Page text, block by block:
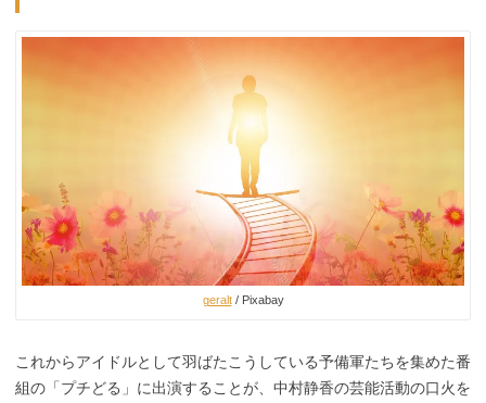
geralt/ Pixabay
これからアイドルとして羽ばたこうしている予備軍たちを集めた番
組の「プチどる」に出演することが、中村静香の芸能活動の口火を